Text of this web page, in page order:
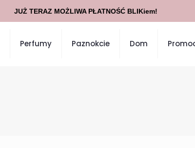
Perfumy Paznokcie Dom
JUŻ TERAZ MOŻLIWA PŁATNOŚĆ BLIKiem!